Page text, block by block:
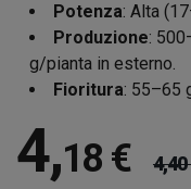
Potenza: Alta
Produzione:
g/pianta in esterno.
Fioritura: 55–65
4,18 € 4,40